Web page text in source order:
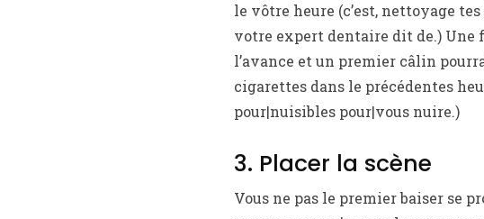
le vôtre heure (c’est, nettoyage
votre expert dentaire dit de.) Une
l’avance et un premier câlin
cigarettes dans le précédentes
pour|nuisibles pour|vous nuire.)
3. Placer la scène
Vous ne pas le premier baiser se